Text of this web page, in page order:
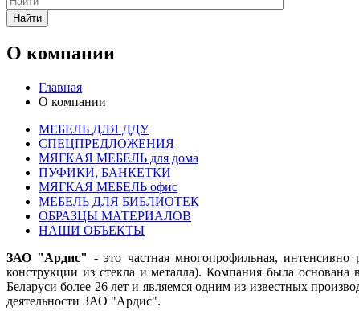
Найти
О компании
Главная
О компании
МЕБЕЛЬ ДЛЯ ДДУ
СПЕЦПРЕДЛОЖЕНИЯ
МЯГКАЯ МЕБЕЛЬ для дома
ПУФИКИ, БАНКЕТКИ
МЯГКАЯ МЕБЕЛЬ офис
МЕБЕЛЬ ДЛЯ БИБЛИОТЕК
ОБРАЗЦЫ МАТЕРИАЛОВ
НАШИ ОБЪЕКТЫ
ЗАО "Ардис" - это частная многопрофильная, интенсивно
конструкции из стекла и металла). Компания была
Беларуси более 26 лет и являемся одним из известных
деятельности ЗАО "Ардис".